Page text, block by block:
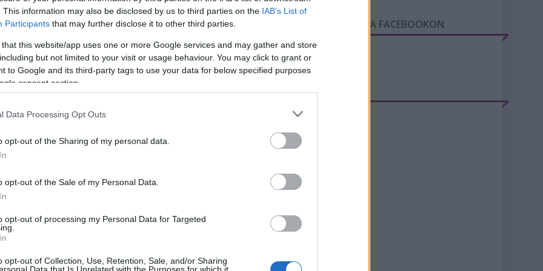
This information may also be disclosed by us to third parties on the IAB’s List of
Participants that may further disclose it to other third parties.
that this website/app uses one or more Google services and may gather and store
but not limited to your visit or usage behaviour. You may click to grant or
to Google and its third-party tags to use your data for below specified purposes
consent section.
Data Processing Opt Outs
opt-out of the Sharing of my personal data.
opt-out of the Sale of my Personal Data.
opt-out of processing my Personal Data for Targeted
opt-out of Collection, Use, Retention, Sale, and/or Sharing
van nagyon közel egymáshoz - látszólag - a jó
távol is. Nem kell elvetemültnek lenni ahhoz,
3 Comments
EGY NAP A VÁROSBAN A FACEBOOKON
ARCHÍVUM
2020 június
2020 május
2020 április
2020 február
2020 január
2019 november
2019 október
Tovább